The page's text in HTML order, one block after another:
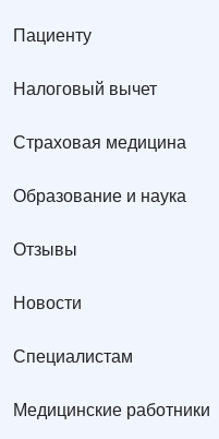
Пациенту
Налоговый вычет
Страховая медицина
Образование и наука
Отзывы
Новости
Специалистам
Медицинские работники